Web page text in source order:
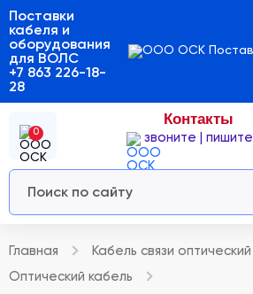
Поставки
кабеля и
оборудования
для ВОЛС
+7 863 226-18-
28
0
Контакты
звоните | пишите
Главная
Кабель связи оптический
Оптический кабель